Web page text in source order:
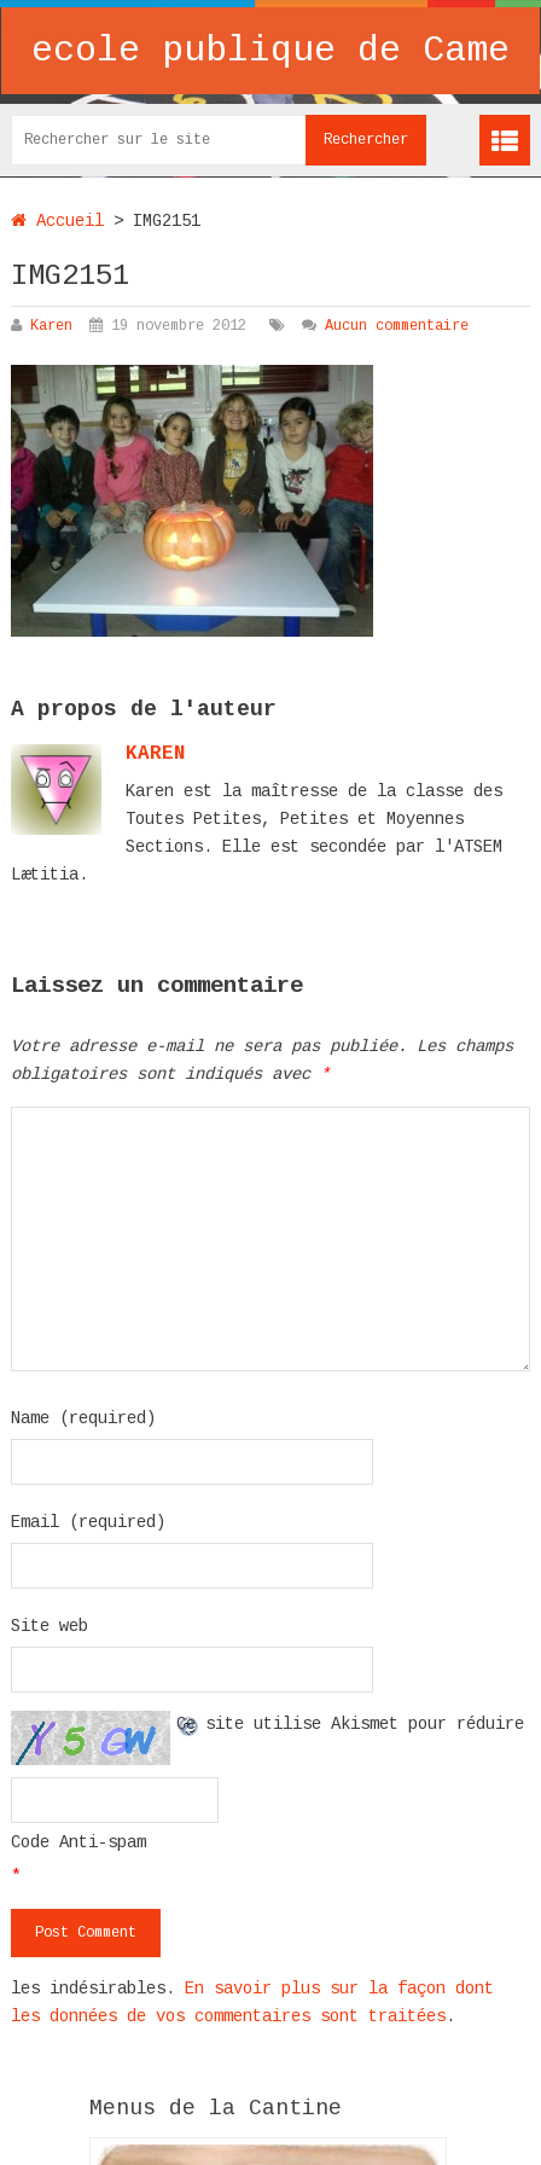
ecole publique de Came
Accueil> IMG2151
IMG2151
Karen 19 novembre 2012 Aucun commentaire
A propos de l'auteur
KAREN
Karen est la maîtresse de la classe des
Toutes Petites, Petites et Moyennes
Sections. Elle est secondée par l'ATSEM
Lætitia.
Laissez un commentaire
Votre adresse e-mail ne sera pas publiée.
Les champs
obligatoires sont indiqués avec
*
Name (required)
Email (required)
Site web
Code Anti-spam
*
Ce site utilise Akismet pour réduire
les indésirables.
En savoir plus sur la façon dont
les données de vos commentaires sont traitées.
Menus de la Cantine